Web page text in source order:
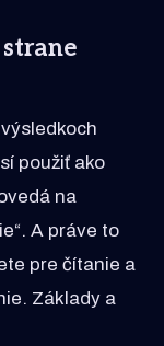
použiť ako
na
A práve to
pre čítanie a
Základy a